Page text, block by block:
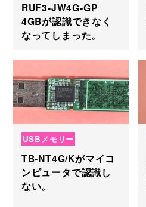
RUF3-JW4G-GP
4GBが認識できなく
なってしまった。
USBメモリー
TB-NT4G/Kがマイコ
ンピュータで認識し
ない。